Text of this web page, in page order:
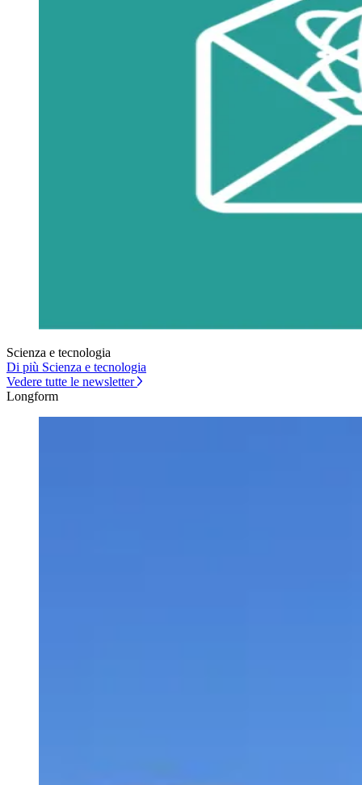
Scienza e tecnologia
Di più Scienza e tecnologia
Vedere tutte le newsletter
Longform